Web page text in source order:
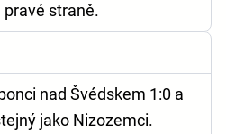
straně.
nad Švédskem 1:0 a
jako Nizozemci.